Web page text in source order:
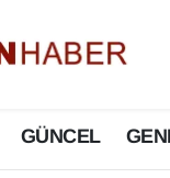
GÜNCEL
Eczaneler